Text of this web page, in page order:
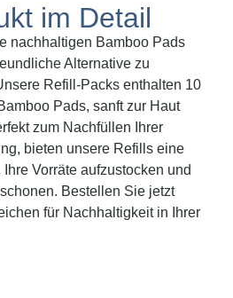
im Detail
nachhaltigen Bamboo Pads
Alternative zu
Refill-Packs enthalten 10
Pads, sanft zur Haut
zum Nachfüllen Ihrer
bieten unsere Refills eine
Vorräte aufzustocken und
Bestellen Sie jetzt
für Nachhaltigkeit in Ihrer